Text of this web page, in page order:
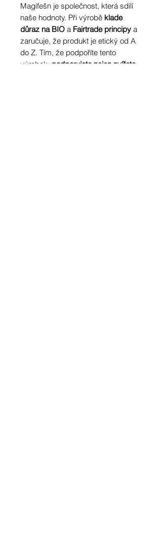
Magifešn je společnost, která sdílí
naše hodnoty. Při výrobě klade
důraz na BIO a Fairtrade principy a
zaručuje, že produkt je etický od A
do Z. Tím, že podpoříte tento
výrobek, podporujete nejen zvířata